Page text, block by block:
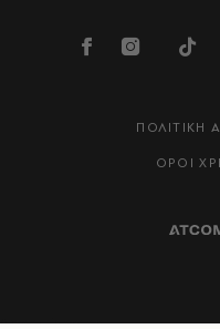
ΠΟΛΙΤΙΚΗ
ΟΡΟΙ